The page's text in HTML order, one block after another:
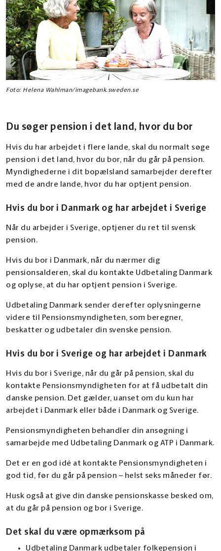
Foto: Helena Wahlman/imagebank.sweden.se
Du søger pension i det land, hvor du bor
Hvis du har arbejdet i flere lande, skal du normalt søge
pension i det land, hvor du bor, når du går på pension.
Myndighederne i dit bopælsland samarbejder derefter
med de andre lande, hvor du har optjent pension.
Hvis du bor i Danmark og har arbejdet i Sverige
Når du arbejder i Sverige, optjener du ret til svensk
pension.
Hvis du bor i Danmark, når du nærmer dig
pensionsalderen, skal du kontakte Udbetaling Danmark
og oplyse, at du har optjent pension i Sverige.
Udbetaling Danmark sender derefter oplysningerne
videre til Pensionsmyndigheten, som beregner,
beskatter og udbetaler din svenske pension.
Hvis du bor i Sverige og har arbejdet i Danmark
Hvis du bor i Sverige, når du går på pension, skal du
kontakte Pensionsmyndigheten for at få udbetalt din
danske pension. Det gælder, uanset om du kun har
arbejdet i Danmark eller både i Danmark og Sverige.
Pensionsmyndigheten behandler din ansøgning i
samarbejde med Udbetaling Danmark og ATP i Danmark.
Det er en god idé at kontakte Pensionsmyndigheten i
god tid, før du går på pension – helst seks måneder før.
Husk også at give din danske pensionskasse besked om,
at du går på pension og bor i Sverige.
Det skal du være opmærksom på
Udbetaling Danmark udbetaler folkepension i